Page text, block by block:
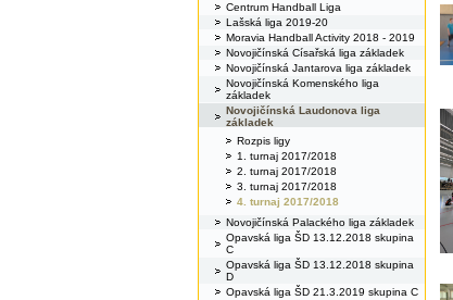
Centrum Handball Liga
Lašská liga 2019-20
Moravia Handball Activity 2018 - 2019
Novojičínská Císařská liga základek
Novojičínská Jantarova liga základek
Novojičínská Komenského liga
základek
Novojičínská Laudonova liga
základek
Rozpis ligy
1. turnaj 2017/2018
2. turnaj 2017/2018
3. turnaj 2017/2018
4. turnaj 2017/2018
Novojičínská Palackého liga základek
Opavská liga ŠD 13.12.2018 skupina
C
Opavská liga ŠD 13.12.2018 skupina
D
Opavská liga ŠD 21.3.2019 skupina C